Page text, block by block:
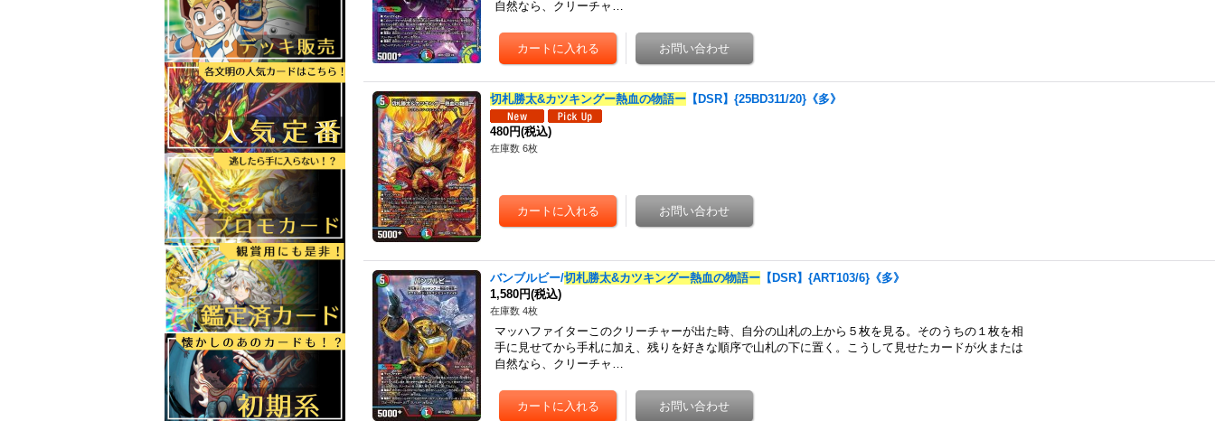
自然なら、クリーチャ…
切札勝太&カツキングー熱血の物語ー 【DSR】{25BD311/20}《多》
480円(税込)
在庫数 6枚
バンブルビー/切札勝太&カツキングー熱血の物語ー 【DSR】{ART103/6}《多》
1,580円(税込)
在庫数 4枚
マッハファイターこのクリーチャーが出た時、自分の山札の上から５枚を見る。そのうちの１枚を相
手に見せてから手札に加え、残りを好きな順序で山札の下に置く。こうして見せたカードが火または
自然なら、クリーチャ…